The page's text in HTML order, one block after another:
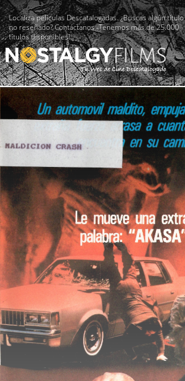
Localiza películas Descatalogadas. ¿Buscas algún título
no reseñado? Contáctanos -Tenemos más de 25.000
títulos disponibles!